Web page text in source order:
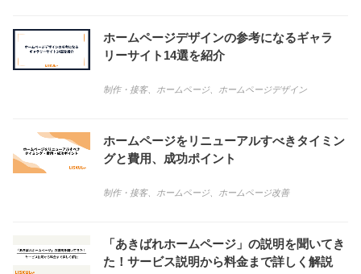
ホームページデザインの参考になるギャラ
リーサイト14選を紹介
制作・接客、 ホームページ、 ホームページデザイン
ホームページをリニューアルすべきタイミン
グと費用、成功ポイント
制作・接客、 ホームページ、 ホームページ改善
「あきばれホームページ」の説明を聞いてき
た！サービス説明から料金まで詳しく解説